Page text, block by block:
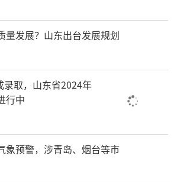
量发展？山东出台发展规划
取，山东省2024年
行中
象预警，涉青岛、烟台等市